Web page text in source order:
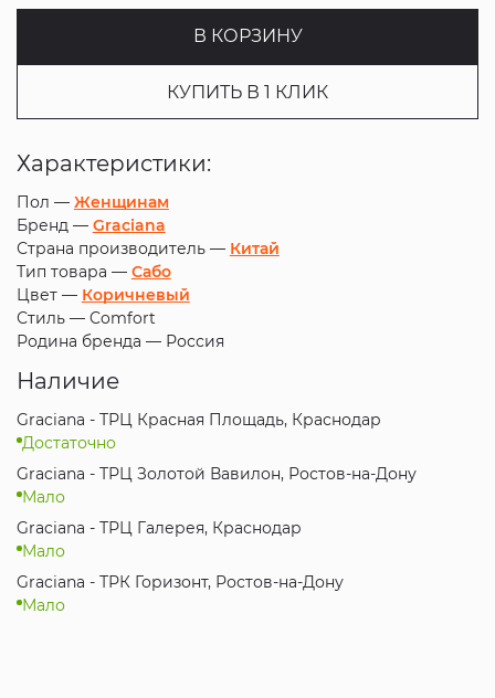
В КОРЗИНУ
КУПИТЬ В 1 КЛИК
Характеристики:
Пол — Женщинам
Бренд — Graciana
Страна производитель — Китай
Тип товара — Сабо
Цвет — Коричневый
Стиль — Comfort
Родина бренда — Россия
Наличие
Graciana - ТРЦ Красная Площадь, Краснодар
Достаточно
Graciana - ТРЦ Золотой Вавилон, Ростов-на-Дону
Мало
Graciana - ТРЦ Галерея, Краснодар
Мало
Graciana - ТРК Горизонт, Ростов-на-Дону
Мало